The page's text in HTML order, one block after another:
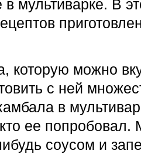
в мультиварке. В
которую можно
с ней
в
ее
соусом и